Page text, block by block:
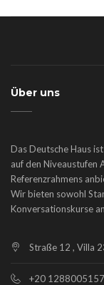
Über uns
Das Deutsche Haus
auf den Niveaustufen
Referenzrahmens
Wir bieten sowohl
Konversationskurse
Straße 12 , Villa
+20